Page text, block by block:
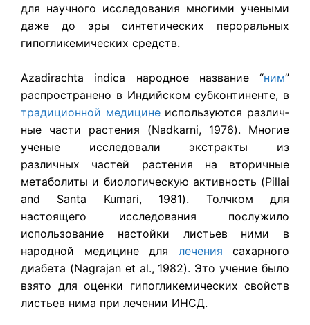
для научного исследования многими учеными
даже до эры синтетических пероральных
гипогликемических средств.
Azadirachta indica народное название “ним”
распространено в Индийском субконтиненте, в
традиционной медицинеиспользуются различ­
ные части растения (Nadkarni, 1976). Многие
ученые исследовали экстракты из
различных частей растения на вторичные
метаболиты и биологическую активность (Pillai
and Santa Kumari, 1981). Толчком для
настоящего исследования послужило
использование настойки листьев ними в
народной медицине для лечения сахарного
диабета (Nagrajan et al., 1982). Это учение было
взято для оценки гипогликемических свойств
листьев нима при лечении ИНСД.